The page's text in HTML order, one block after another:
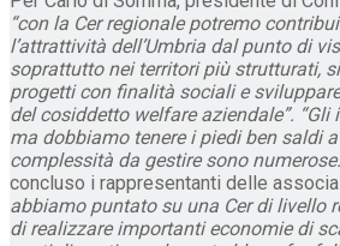
“con la Cer regionale potremo
l’attrattività dell’Umbria dal punto di
soprattutto nei territori più strutturati,
progetti con finalità sociali e
del cosiddetto welfare aziendale”.
ma dobbiamo tenere i piedi ben saldi
complessità da gestire sono
concluso i rappresentanti delle
abbiamo puntato su una Cer di livello
di realizzare importanti economie di